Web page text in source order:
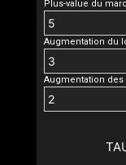
Plus-value du
Augmentation du
Augmentation